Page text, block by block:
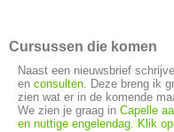
Cursussen die komen
Naast een nieuwsbrief
en consulten. Deze breng ik
zien wat er in de komende
We zien je graag in Capelle
en nuttige engelendag. Klik